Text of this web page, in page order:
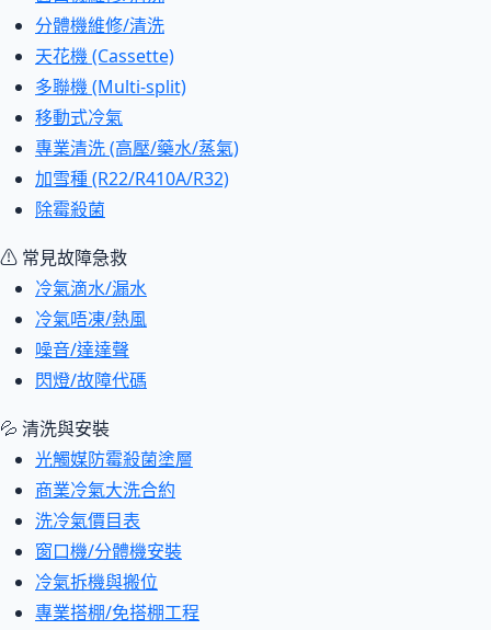
分體機維修/清洗
天花機 (Cassette)
多聯機 (Multi-split)
移動式冷氣
專業清洗 (高壓/藥水/蒸氣)
加雪種 (R22/R410A/R32)
除霉殺菌
⚠ 常見故障急救
冷氣滴水/漏水
冷氣唔凍/熱風
噪音/達達聲
閃燈/故障代碼
💦 清洗與安裝
光觸媒防霉殺菌塗層
商業冷氣大洗合約
洗冷氣價目表
窗口機/分體機安裝
冷氣拆機與搬位
專業搭棚/免搭棚工程